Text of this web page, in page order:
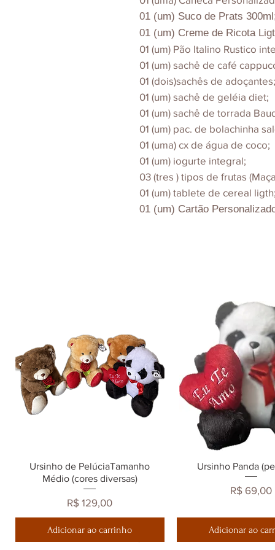
01 (um) Suco de Prats
01 (um) Creme de Ricota
01 (um) Pão Italino Rustico
01 (um) sachê de café
01 (dois)sachês de adoçantes;
01 (um) sachê de geléia diet;
01 (um) sachê de torrada
01 (um) pac. de bolachinha
01 (uma) cx de água de coco;
01 (um) iogurte integral;
03 (tres ) tipos de frutas
01 (um) tablete de cereal ligth;
01 (um) Cartão
Visualização rápida
Ursinho de PelúciaTamanho
Médio (cores diversas)
Preço
R$ 129,00
Adicionar ao carrinho
Visualização
Ursinho Panda
Preço
R$ 69,00
Adicionar ao